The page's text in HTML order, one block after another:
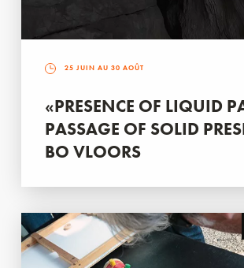
25 JUIN AU 30 AOÛT
«PRESENCE OF LIQUID
PASSAGE OF SOLID
BO VLOORS